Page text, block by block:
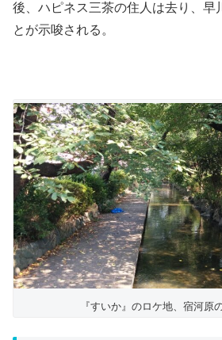
後、ハピネス三茶の住人は去り、早
とが示唆される。
『すいか』のロケ地、宿河原